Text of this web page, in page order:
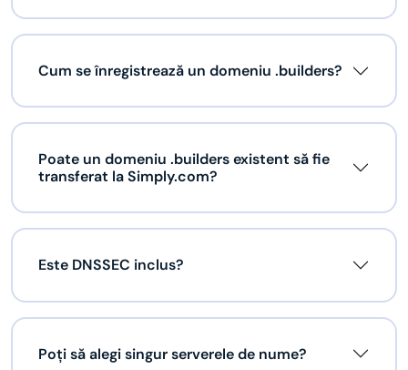
Cum se înregistrează un domeniu .builders?
Poate un domeniu .builders existent să fie
transferat la Simply.com?
Este DNSSEC inclus?
Poți să alegi singur serverele de nume?